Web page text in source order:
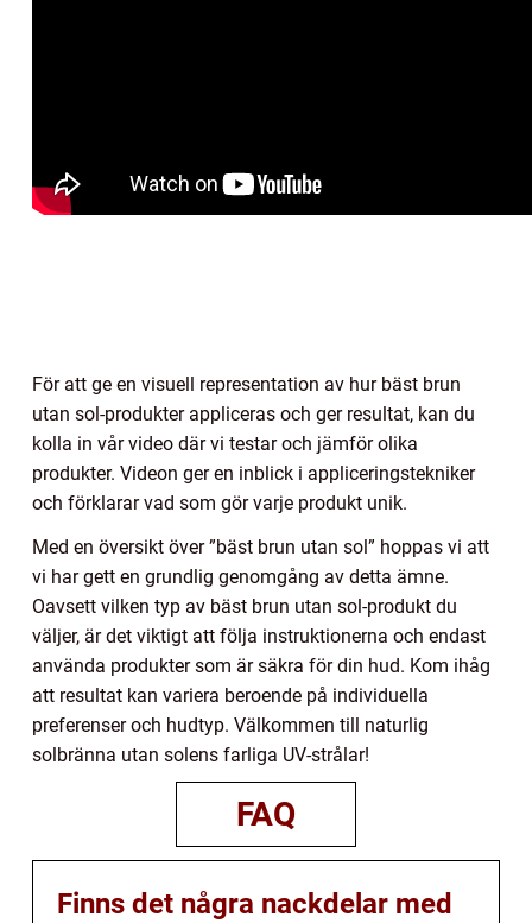
För att ge en visuell representation av hur bäst brun
utan sol-produkter appliceras och ger resultat, kan du
kolla in vår video där vi testar och jämför olika
produkter. Videon ger en inblick i appliceringstekniker
och förklarar vad som gör varje produkt unik.
Med en översikt över ”bäst brun utan sol” hoppas vi att
vi har gett en grundlig genomgång av detta ämne.
Oavsett vilken typ av bäst brun utan sol-produkt du
väljer, är det viktigt att följa instruktionerna och endast
använda produkter som är säkra för din hud. Kom ihåg
att resultat kan variera beroende på individuella
preferenser och hudtyp. Välkommen till naturlig
solbränna utan solens farliga UV-strålar!
FAQ
Finns det några nackdelar med